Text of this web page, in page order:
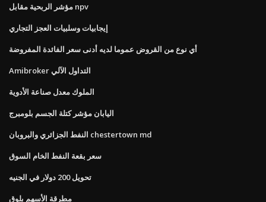
مؤشر الربحية مقابل npv
إيجابيات وسلبيات العجز التجاري
أي نوع من القروض عموما لديه أدنى سعر الفائدة المفروضة
Amibroker التداول الآلي
الملوك معدل صناعة الأدوية
اليابان مؤشر كتلة الجسم بلومبرج
النفط الجزائري والبروبان chestertown md
سعر بقعة النفط الخام السوق
تحويل 200 دولار في الجنيه
مطرقة الأسهم بلوق